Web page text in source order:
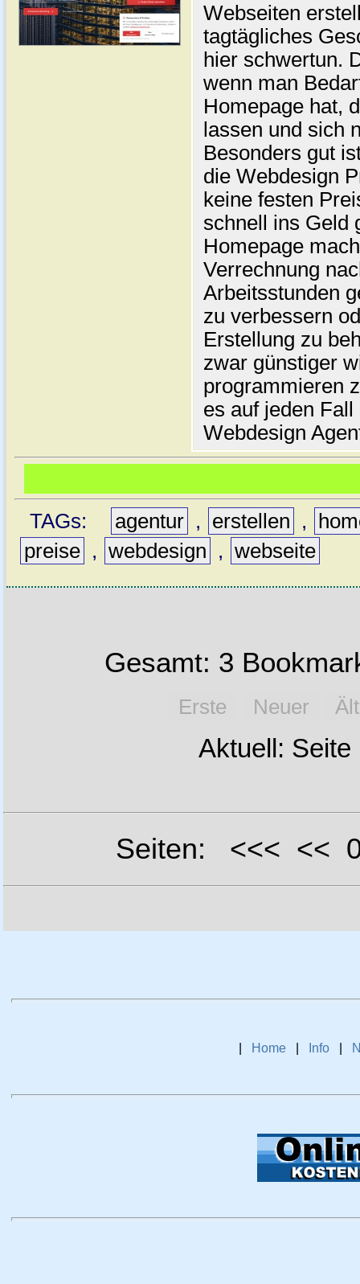
Webseiten
tagtägliches
hier schwertun.
wenn man
Homepage hat,
lassen und sich
Besonders gut
die Webdesign
keine festen
schnell ins Geld
Homepage
Verrechnung
Arbeitsstunden
zu verbessern
Erstellung zu
zwar günstiger
programmieren
es auf jeden
Webdesign
TAGs: agentur , erstellen ,
preise , webdesign , webseite
Gesamt: 3
Erste Neuer
Aktuell: Seite
Seiten: <<< <<
Home Info